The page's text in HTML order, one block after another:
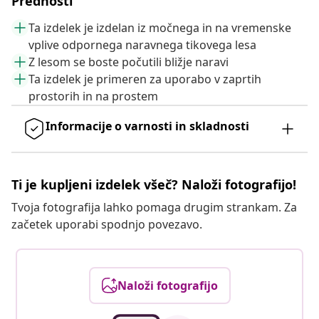
Ta izdelek je izdelan iz močnega in na vremenske
vplive odpornega naravnega tikovega lesa
Z lesom se boste počutili bližje naravi
Ta izdelek je primeren za uporabo v zaprtih
prostorih in na prostem
Informacije o varnosti in skladnosti
Ti je kupljeni izdelek všeč? Naloži fotografijo!
Tvoja fotografija lahko pomaga drugim strankam. Za
začetek uporabi spodnjo povezavo.
Naloži fotografijo